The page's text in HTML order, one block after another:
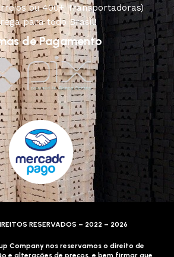
ou 400+ Transportadoras)
para todo Brasil!
de Pagamento
RESERVADOS – 2022 – 2026
Company nos reservamos o direito de
e alterações de preços, e bem firmar que